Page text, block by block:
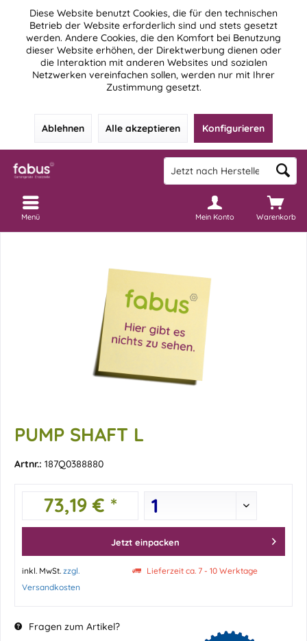
Diese Website benutzt Cookies, die für den technischen
Betrieb der Website erforderlich sind und stets gesetzt
werden. Andere Cookies, die den Komfort bei Benutzung
dieser Website erhöhen, der Direktwerbung dienen oder
die Interaktion mit anderen Websites und sozialen
Netzwerken vereinfachen sollen, werden nur mit Ihrer
Zustimmung gesetzt.
Ablehnen Alle akzeptieren Konfigurieren
Warenkorb
Mein Konto
Menü
PUMP SHAFT L
Artnr.: 187Q0388880
73,19 € *
Jetzt einpacken
inkl. MwSt. zzgl.
Versandkosten
Lieferzeit ca. 7 - 10 Werktage
Fragen zum Artikel?